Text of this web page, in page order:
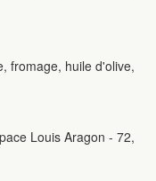
fromage, huile d'olive,
Louis Aragon - 72,